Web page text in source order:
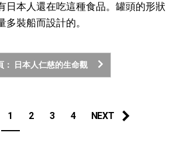
日本人還在吃這種食品。罐頭的形狀
裝船而設計的。
： 日本人仁慈的生命觀
1 2 3 4 NEXT